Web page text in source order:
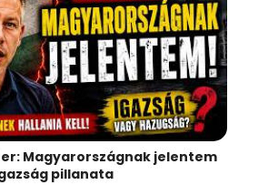
Magyarországnak jelentem
pillanata